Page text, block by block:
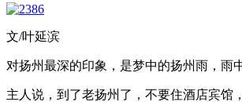
文/叶延滨
对扬州最深的印象，是梦中的扬州雨，雨
主人说，到了老扬州了，不要住酒店宾馆